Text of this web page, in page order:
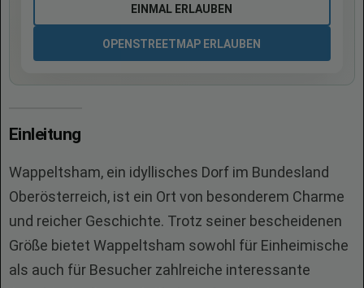
EINMAL ERLAUBEN
OPENSTREETMAP ERLAUBEN
Einleitung
Wappeltsham, ein idyllisches Dorf im Bundesland
Oberösterreich, ist ein Ort von besonderem Charme
und reicher Geschichte. Trotz seiner bescheidenen
Größe bietet Wappeltsham sowohl für Einheimische
als auch für Besucher zahlreiche interessante